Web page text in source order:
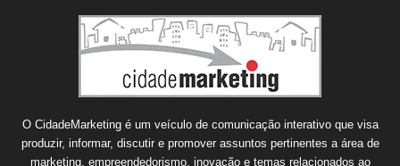
O CidadeMarketing é um veículo de comunicação interativo que visa
produzir, informar, discutir e promover assuntos pertinentes a área de
marketing, empreendedorismo, inovação e temas relacionados ao